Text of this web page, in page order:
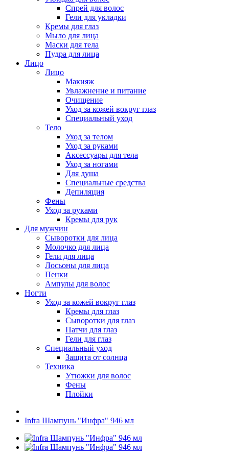
Спрей для волос
Гели для укладки
Кремы для глаз
Мыло для лица
Маски для тела
Пудра для лица
Лицо
Лицо
Макияж
Увлажнение и питание
Очищение
Уход за кожей вокруг глаз
Специальный уход
Тело
Уход за телом
Уход за руками
Аксессуары для тела
Уход за ногами
Для душа
Специальные средства
Депиляция
Фены
Уход за руками
Кремы для рук
Для мужчин
Сыворотки для лица
Молочко для лица
Гели для лица
Лосьоны для лица
Пенки
Ампулы для волос
Ногти
Уход за кожей вокруг глаз
Кремы для глаз
Сыворотки для глаз
Патчи для глаз
Гели для глаз
Специальный уход
Защита от солнца
Техника
Утюжки для волос
Фены
Плойки
Infra Шампунь "Инфра" 946 мл